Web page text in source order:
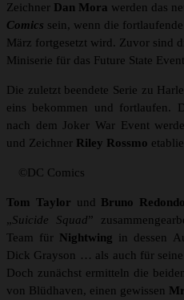
Zeichner Dan Mora werden das
Comics sein, wenn die
März fortgesetzt wird. Zuvor sind
Miniserie für das Future State
Die zuletzt beendete Serie zu
eins bekommen und fortlaufen.
nach dem Joker War Event
und Zeichner Riley Rossmo
©DC Comics
Tom Taylor und Bruno Redondo
„Suicide Squad”
Team für Nightwing
in dessen
Dick Grayson … als auch für
Doch zunächst ermitteln die
von Blüdhaven, einen gewissen